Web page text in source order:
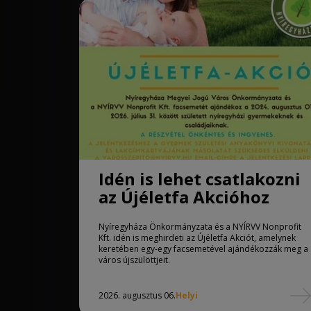
Idén is lehet csatlakozni
az Újéletfa Akcióhoz
Nyíregyháza Önkormányzata és a NYÍRVV Nonprofit
Kft. idén is meghirdeti az Újéletfa Akciót, amelynek
keretében egy-egy facsemetével ajándékozzák meg a
város újszülöttjeit.
2026. augusztus 06.Helyi